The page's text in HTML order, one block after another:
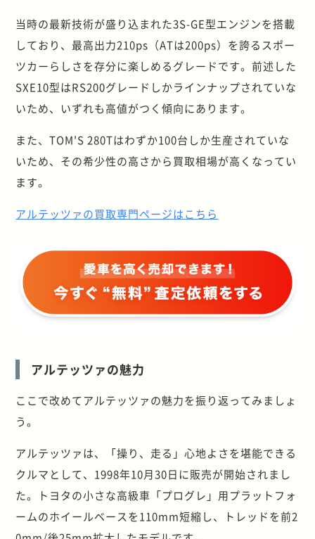
当時の最新技術が盛り込まれた3S-GE型エンジンを搭載
しており、最高出力210ps（ATは200ps）を誇るスポー
ツカーらしさを存分に楽しめるグレードです。前述した
SXE10型はRS200グレードしかラインナップされていな
いため、いずれも高値がつく傾向にあります。
また、TOM'S 280Tはわずか100台しか生産されていな
いため、その希少性の高さから買取相場が高くなってい
ます。
アルテッツァの買取専門ページはこちら
アルテッツァの魅力
ここで改めてアルテッツァの魅力を振り返ってみましょ
う。
アルテッツァは、「操り、走る」心地よさを堪能できる
クルマとして、1998年10月30日に販売が開始されまし
た。トヨタの小さな高級車「プログレ」用プラットフォ
ームのホイールベースを110mm短縮し、トレッドを前2